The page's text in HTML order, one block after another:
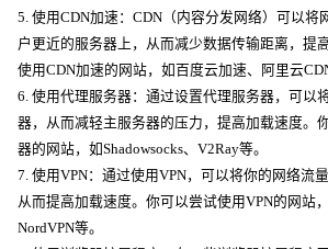
5. 使用CDN加速：CDN（内容分发网络）可以将
户更近的服务器上，从而减少数据传输距离，提
使用CDN加速的网站，如百度云加速、阿里云
6. 使用代理服务器：通过设置代理服务器，可以
器，从而减轻主服务器的压力，提高加载速度。
器的网站，如Shadowsocks、V2Ray等。
7. 使用VPN：通过使用VPN，可以将你的网络流
从而提高加载速度。你可以尝试使用VPN的网站，
NordVPN等。